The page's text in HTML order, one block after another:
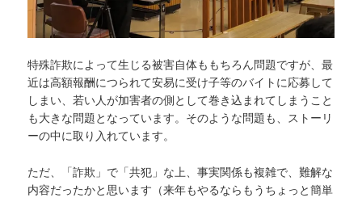
特殊詐欺によって生じる被害自体ももちろん問題ですが、最
近は高額報酬につられて安易に受け子等のバイトに応募して
しまい、若い人が加害者の側として巻き込まれてしまうこと
も大きな問題となっています。そのような問題も、ストーリ
ーの中に取り入れています。
ただ、「詐欺」で「共犯」な上、事実関係も複雑で、難解な
内容だったかと思います（来年もやるならもうちょっと簡単